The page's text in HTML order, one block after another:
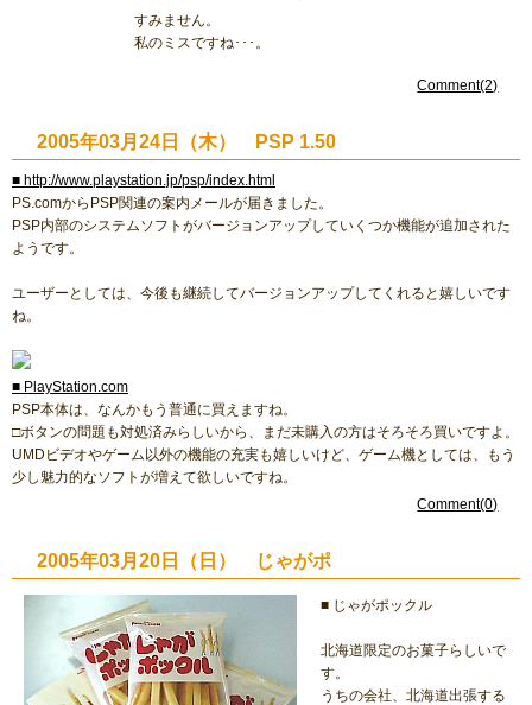
すみません。
私のミスですね･･･。
Comment(2)
2005年03月24日（木） PSP 1.50
■ http://www.playstation.jp/psp/index.html
PS.comからPSP関連の案内メールが届きました。
PSP内部のシステムソフトがバージョンアップしていくつか機能が追加された
ようです。
ユーザーとしては、今後も継続してバージョンアップしてくれると嬉しいです
ね。
■ PlayStation.com
PSP本体は、なんかもう普通に買えますね。
□ボタンの問題も対処済みらしいから、まだ未購入の方はそろそろ買いですよ。
UMDビデオやゲーム以外の機能の充実も嬉しいけど、ゲーム機としては、もう
少し魅力的なソフトが増えて欲しいですね。
Comment(0)
2005年03月20日（日） じゃがポ
■ じゃがポックル
北海道限定のお菓子らしいで
す。
うちの会社、北海道出張する